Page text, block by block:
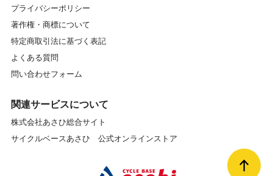
プライバシーポリシー
著作権・商標について
特定商取引法に基づく表記
よくある質問
問い合わせフォーム
関連サービスについて
株式会社あさひ総合サイト
サイクルベースあさひ 公式オンラインストア